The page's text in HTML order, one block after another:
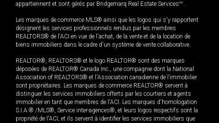
appartiennent et sont gérés par Bridgemarq Real Estate ServicesMD.
Les marques de commerce MLS® ainsi que les logos qui s'y rapportent
désignent les services professionnels rendus par les membres
REALTORS® de l'ACI en vue de l'achat, de la vente et de la location de
biens immobiliers dans le cadre d'un système de vente collaborative.
REALTOR®, REALTORS® et le logo REALTOR® sont des marques
déposées de REALTOR® Canada Inc., une compagnie dont la National
Association of REALTORS® et l'Association canadienne de l’immobilier
sont propriétaires. Les marques de commerce REALTOR® servent à
distinguer les services immobiliers offerts par les courtiers et agents
immobilier en tant que membres de l'ACI. Les marques d'homologation
S.I.A.® /MLS®, Service inter-agences®, et leurs logos respectifs sont la
propriété de l'ACI, et ils servent à identifier les services immobiliers que